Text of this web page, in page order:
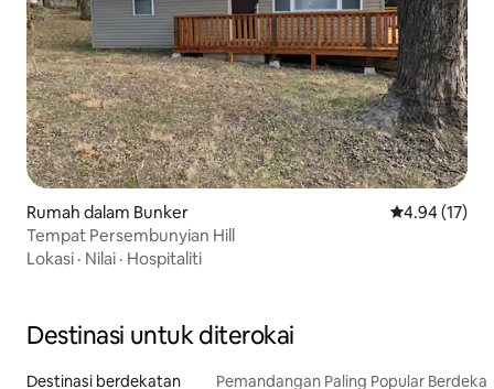
Rumah dalam Bunker Penarafan
4.94 (17)
Tempat Persembunyian Hill
Lokasi · Nilai · Hospitaliti
Destinasi untuk diterokai
Destinasi berdekatan Pemandangan Paling Popular